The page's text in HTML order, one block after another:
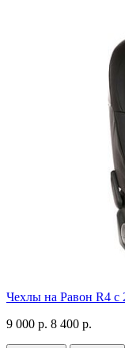
Чехлы на Равон R4 с
9 000 р. 8 400 р.